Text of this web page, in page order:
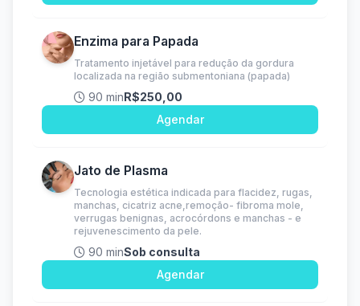
Enzima para Papada
Tratamento injetável para redução da gordura
localizada na região submentoniana (papada)
90 minR$250,00
Agendar
Jato de Plasma
Tecnologia estética indicada para flacidez, rugas,
manchas, cicatriz acne,remoção- fibroma mole,
verrugas benignas, acrocórdons e manchas - e
rejuvenescimento da pele.
90 minSob consulta
Agendar